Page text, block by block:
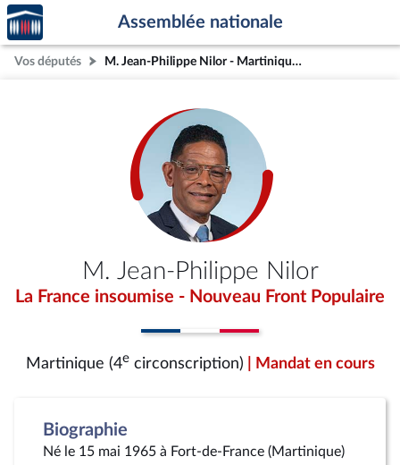
Aller au contenu
Aller en bas de la page
Accèder
à la
page
d'accueil
Assemblée nationale
Vos députés M. Jean-Philippe Nilor - Martinique (4e circonscription)
M. Jean-Philippe Nilor
La France insoumise - Nouveau Front Populaire
Martinique (4ecirconscription) | Mandat en cours
Biographie
Né le 15 mai 1965 à Fort-de-France (Martinique)